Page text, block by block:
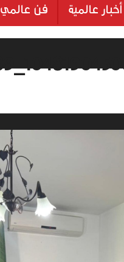
أخبار عالمية فن عالمي